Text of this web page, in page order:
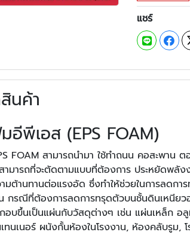
แชร์
นค้า
อีพีเอส (EPS FOAM)
FOAM สามารถนำมา ใช้ทําถนน คอสะพาน
ามารถที่จะตัดตามแบบที่ต้องการ ประหยัด
ต้านทานต่อแรงอัด ซึ่งทําให้ช่วยในการลดกา
าน กรณีที่ต้องการลดการทรุดตัวบนชั้นดินเหนี
อบขึ้นเป็นแผ่นกับวัสดุต่างๆ เช่น แผ่นเหล็ก อ
ทนเนอร์ ผนังกั้นห้องในโรงงาน, ห้องคลับรูม